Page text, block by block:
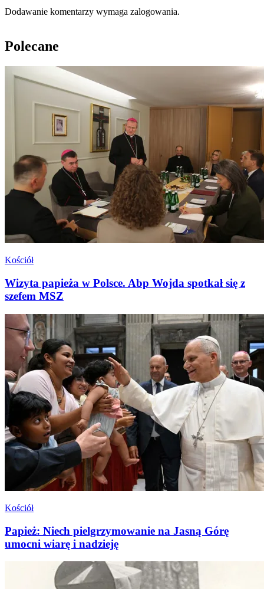
Dodawanie komentarzy wymaga zalogowania.
Polecane
Kościół
Wizyta papieża w Polsce. Abp Wojda spotkał się z
szefem MSZ
Kościół
Papież: Niech pielgrzymowanie na Jasną Górę
umocni wiarę i nadzieję